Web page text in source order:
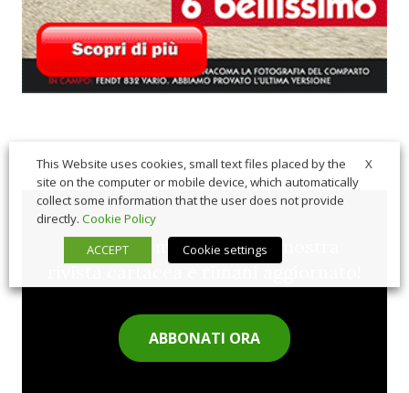
Sfoglia comodamente la nostra
rivista cartacea e rimani aggiornato!
ABBONATI ORA
X
This Website uses cookies, small text files placed by the
site on the computer or mobile device, which automatically
collect some information that the user does not provide
directly. Cookie Policy
ACCEPT
Cookie settings